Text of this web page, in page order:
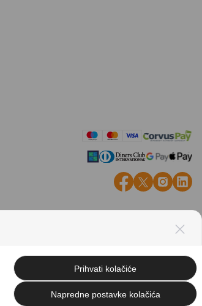
Izrada web shopaNapredne postavke kolačića
Prihvati kolačiće